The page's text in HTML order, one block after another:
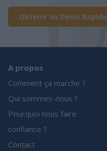
Obtenir un Devis
A propos
Comment ça marche ?
Qui sommes-nous ?
Pourquoi nous faire
confiance ?
Contact